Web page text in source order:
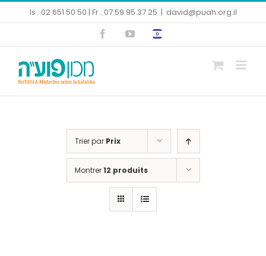
Ouvrir la barre d’outils
to
Is : 02 651 50 50 | Fr : 07 59 95 37 25 | david@puah.org.il
FacebookYouTube
Trier par Prix
Montrer12 produits